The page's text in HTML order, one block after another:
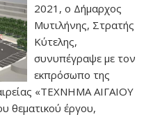
2021, ο Δήμαρχος
Μυτιλήνης, Στρατής
Κύτελης,
συνυπέγραψε με τον
εκπρόσωπο της
«ΤΕΧΝΗΜΑ ΑΙΓΑΙΟΥ
θεματικού έργου,